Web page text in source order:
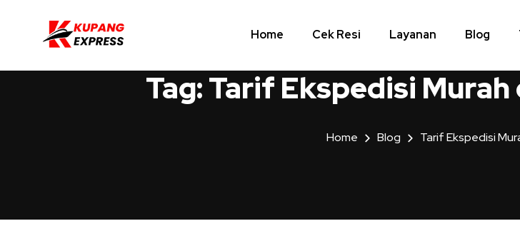
Home Cek Resi Layanan Blog
Tag:Tarif Ekspedisi
Home Blog Tarif Ekspedisi